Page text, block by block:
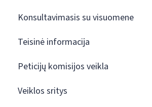
Konsultavimasis su visuomene
Teisinė informacija
Peticijų komisijos veikla
Veiklos sritys